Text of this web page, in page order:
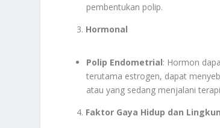
pembentukan polip.
3. Hormonal
Polip Endometrial: Hormon
terutama estrogen, dapat
atau yang sedang menjalani
4. Faktor Gaya Hidup dan